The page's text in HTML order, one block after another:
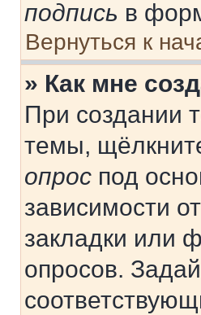
подпись в
Вернуться к
» Как мне
При создании
темы,
опрос под
зависимости
закладки или
опросов.